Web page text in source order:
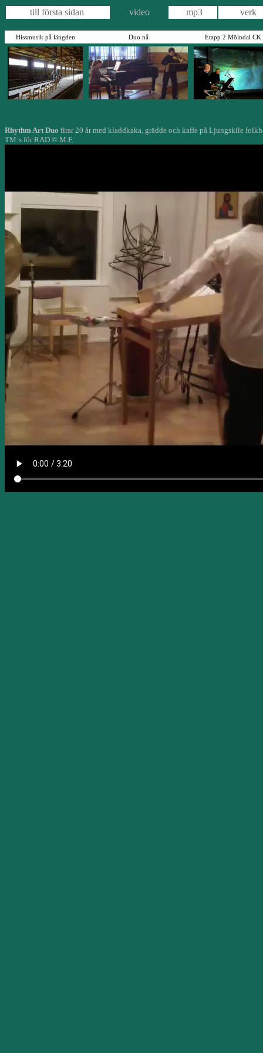
till första sidan video mp3 verk
Hissmusik på längden Duo nå Etapp 2 Mölndal CK
Rhythm Art Duo firar 20 år med kladdkaka, grädde och kaffe på Ljungskile
TM:s för RAD © M.F.